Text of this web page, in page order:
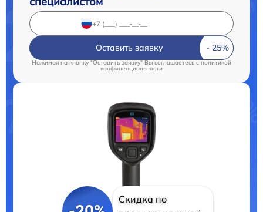
Оставить заявку
Нажимая на кнопку "Оставить заявку" Вы соглашаетесь c политикой
конфиденциальности
Скидка по